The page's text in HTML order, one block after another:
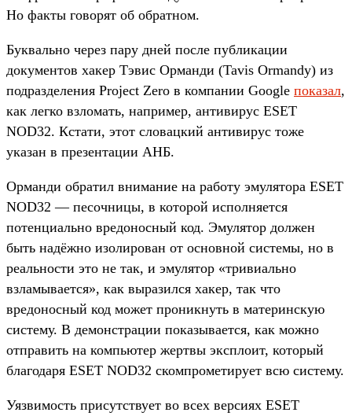
Но факты говорят об обратном.
Буквально через пару дней после публикации
документов хакер Тэвис Орманди (Tavis Ormandy) из
подразделения Project Zero в компании Google показал,
как легко взломать, например, антивирус ESET
NOD32. Кстати, этот словацкий антивирус тоже
указан в презентации АНБ.
Орманди обратил внимание на работу эмулятора ESET
NOD32 — песочницы, в которой исполняется
потенциально вредоносный код. Эмулятор должен
быть надёжно изолирован от основной системы, но в
реальности это не так, и эмулятор «тривиально
взламывается», как выразился хакер, так что
вредоносный код может проникнуть в материнскую
систему. В демонстрации показывается, как можно
отправить на компьютер жертвы эксплоит, который
благодаря ESET NOD32 скомпрометирует всю систему.
Уязвимость присутствует во всех версиях ESET